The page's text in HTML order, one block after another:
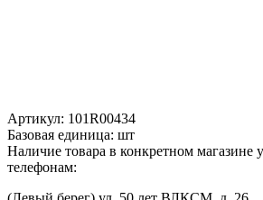
Артикул: 101R00434
Базовая единица: шт
Наличие товара в конкретном магазине
телефонам: